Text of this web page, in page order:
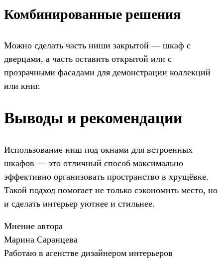
Комбинированные решения
Можно сделать часть ниши закрытой — шкаф с
дверцами, а часть оставить открытой или с
прозрачными фасадами для демонстрации коллекций
или книг.
Выводы и рекомендации
Использование ниш под окнами для встроенных
шкафов — это отличный способ максимально
эффективно организовать пространство в хрущёвке.
Такой подход помогает не только сэкономить место, но
и сделать интерьер уютнее и стильнее.
Мнение автора
Марина Саранцева
Работаю в агенстве дизайнером интерьеров